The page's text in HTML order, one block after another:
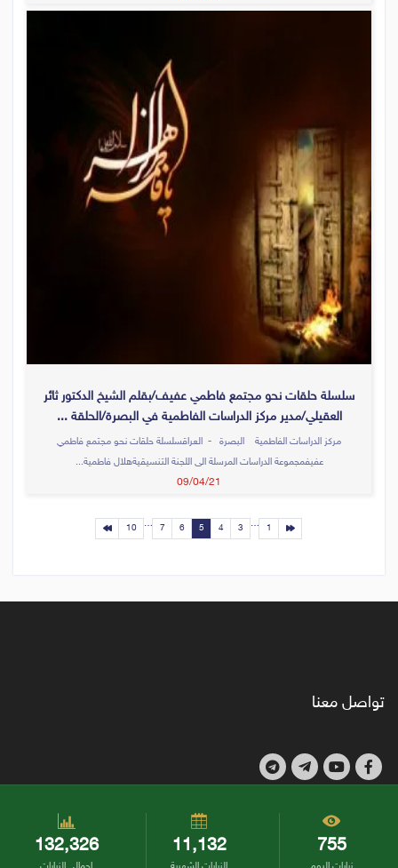
سلسلة حلقات نحو مجتمع فاطمي عفيف/بقلم الشيخ الدكتور ثائر
العقيلي/مدير مركز الدراسات الفاطمية في البصرة/الحلقة ...
مركز الدراسات الفاطمية البصرة - العراقسلسلة حلقات نحو مجتمع فاطمي
عفيفمجموعة الدراسات المرسلة الى اللجنة التنسيقيةهلال فاطمية...
09/04/21
1
…
3
4
5
6
7
…
10
تواصل معنا
755
11,132
132,326